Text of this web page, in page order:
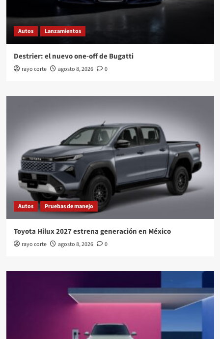
Autos Lanzamientos
Destrier: el nuevo one-off de Bugatti
rayo corte agosto 8, 2026 0
Autos Pruebas de manejo
Toyota Hilux 2027 estrena generación en México
rayo corte agosto 8, 2026 0